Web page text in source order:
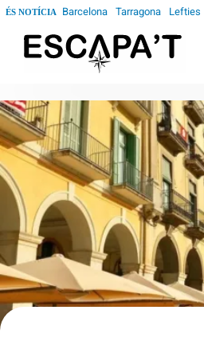
ÉS NOTÍCIA Barcelona Tarragona Lefties